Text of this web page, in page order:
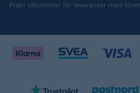
Frakt tillkommer för leveranser med